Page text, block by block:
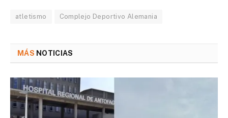
atletismo Complejo Deportivo Alemania
MÁS NOTICIAS